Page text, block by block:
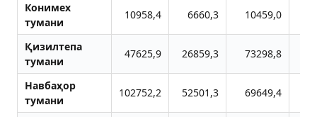
Конимех
тумани
10958,4 6660,3 10459,0
Қизилтепа
тумани
47625,9 26859,3 73298,8
Навбаҳор
тумани
102752,2 52501,3 69649,4